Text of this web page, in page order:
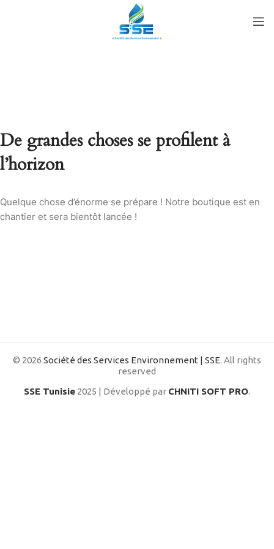
De grandes choses se profilent à
l’horizon
Quelque chose d’énorme se prépare ! Notre boutique est en
chantier et sera bientôt lancée !
© 2026 Société des Services Environnement | SSE. All rights
reserved
SSE Tunisie 2025 | Développé par CHNITI SOFT PRO.